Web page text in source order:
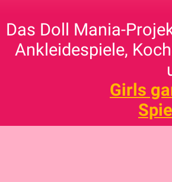
Das Doll Mania-
Ankleidespiele,
Girls